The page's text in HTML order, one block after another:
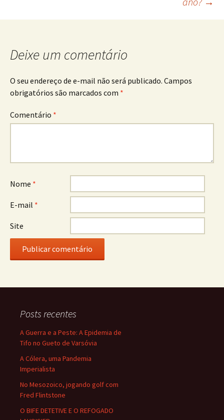
Deixe um comentário
O seu endereço de e-mail não será publicado. Campos
obrigatórios são marcados com *
Comentário *
Nome *
E-mail *
Site
Posts recentes
A Guerra e a Peste: A Epidemia de
Tifo no Gueto de Varsóvia
A Cólera, uma Pandemia
Imperialista
No Mesozoico, jogando golf com
Fred Flintstone
O BIFE DETETIVE E O REFOGADO